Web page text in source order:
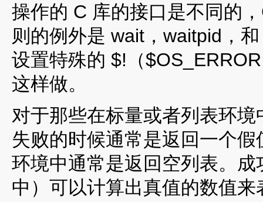
操作的 C 库的接口是不同的
则的例外是 wait，waitpid，
设置特殊的 $!（
这样做。
对于那些在标量或者列表环
失败的时候通常是返回一个
环境中通常是返回空列表。
中）可以计算出真值的数值来